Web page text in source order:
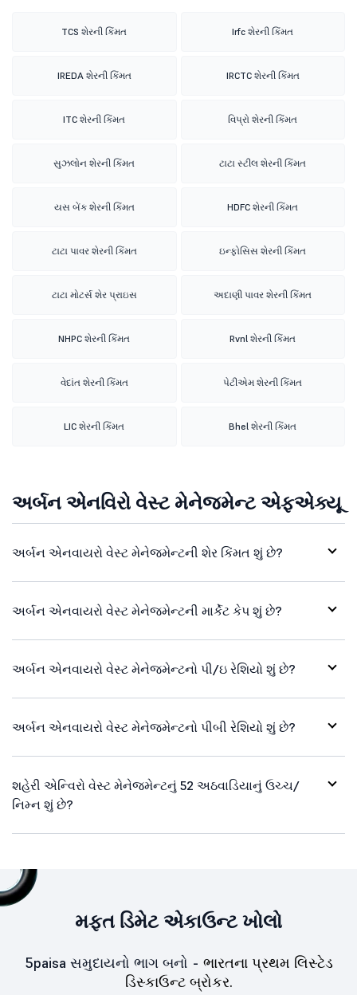
TCS શેરની કિંમત Irfc શેરની કિંમત
IREDA શેરની કિંમત IRCTC શેરની કિંમત
ITC શેરની કિંમત વિપ્રો શેરની કિંમત
સુઝલોન શેરની કિંમત ટાટા સ્ટીલ શેરની કિંમત
યસ બેંક શેરની કિંમત HDFC શેરની કિંમત
ટાટા પાવર શેરની કિંમત ઇન્ફોસિસ શેરની કિંમત
ટાટા મોટર્સ શેર પ્રાઇસ અદાણી પાવર શેરની કિંમત
NHPC શેરની કિંમત Rvnl શેરની કિંમત
વેદાંત શેરની કિંમત પેટીએમ શેરની કિંમત
LIC શેરની કિંમત Bhel શેરની કિંમત
અર્બન એનવિરો વેસ્ટ મેનેજમેન્ટ એફએક્યૂ
અર્બન એનવાયરો વેસ્ટ મેનેજમેન્ટની શેર કિંમત શું છે?
અર્બન એનવાયરો વેસ્ટ મેનેજમેન્ટની માર્કેટ કેપ શું છે?
અર્બન એનવાયરો વેસ્ટ મેનેજમેન્ટનો પી/ઇ રેશિયો શું છે?
અર્બન એનવાયરો વેસ્ટ મેનેજમેન્ટનો પીબી રેશિયો શું છે?
શહેરી એન્વિરો વેસ્ટ મેનેજમેન્ટનું 52 અઠવાડિયાનું ઉચ્ચ/
નિમ્ન શું છે?
મફત ડિમેટ એકાઉન્ટ ખોલો
5paisa સમુદાયનો ભાગ બનો - ભારતના પ્રથમ લિસ્ટેડ
ડિસ્કાઉન્ટ બ્રોકર.